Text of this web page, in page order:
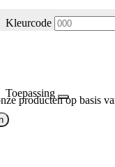
Kleurcode
Toepassing
producten op basis